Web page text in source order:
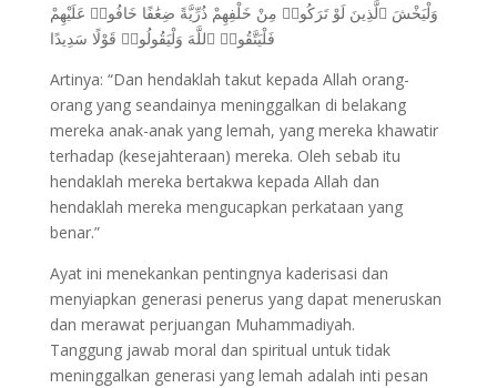
وَلْيَخْشَ ٱلَّذِينَ لَوْ تَرَكُوا۟ مِنْ خَلْفِهِمْ ذُرِّيَّةً ضِعَٰفًا خَافُوا۟ عَلَيْهِمْ
فَلْيَتَّقُوا۟ ٱللَّهَ وَلْيَقُولُوا۟ قَوْلًا سَدِيدًا
Artinya: “Dan hendaklah takut kepada Allah orang-
orang yang seandainya meninggalkan di belakang
mereka anak-anak yang lemah, yang mereka khawatir
terhadap (kesejahteraan) mereka. Oleh sebab itu
hendaklah mereka bertakwa kepada Allah dan
hendaklah mereka mengucapkan perkataan yang
benar.”
Ayat ini menekankan pentingnya kaderisasi dan
menyiapkan generasi penerus yang dapat meneruskan
dan merawat perjuangan Muhammadiyah.
Tanggung jawab moral dan spiritual untuk tidak
meninggalkan generasi yang lemah adalah inti pesan